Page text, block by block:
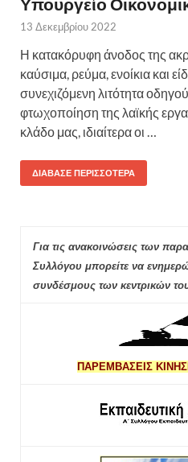
13 Δεκεμβρίου 2022
Η κατακόρυφη άνοδος της
καύσιμα, ρεύμα, ενοίκια και
συνεχιζόμενη λιτότητα
φτωχοποίηση της λαϊκής
κλάδο μας, ιδιαίτερα οι …
ΔΙΆΒΑΣΕ ΠΕΡΙΣΣΌΤΕΡΑ
Για τις ανακοινώσεις των
Συλλόγου μπορείτε να
συνδέσμους των κεντρικών
ΠΑΡΕΜΒΑΣΕΙΣ